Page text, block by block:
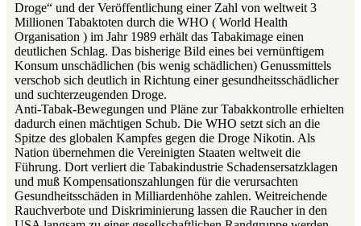
Droge“ und der Veröffentlichung einer Zahl von weltweit 3
Millionen Tabaktoten durch die WHO ( World Health
Organisation ) im Jahr 1989 erhält das Tabakimage einen
deutlichen Schlag. Das bisherige Bild eines bei vernünftigem
Konsum unschädlichen (bis wenig schädlichen) Genussmittels
verschob sich deutlich in Richtung einer gesundheitsschädlicher
und suchterzeugenden Droge.
Anti-Tabak-Bewegungen und Pläne zur Tabakkontrolle erhielten
dadurch einen mächtigen Schub. Die WHO setzt sich an die
Spitze des globalen Kampfes gegen die Droge Nikotin. Als
Nation übernehmen die Vereinigten Staaten weltweit die
Führung. Dort verliert die Tabakindustrie Schadensersatzklagen
und muß Kompensationszahlungen für die verursachten
Gesundheitsschäden in Milliardenhöhe zahlen. Weitreichende
Rauchverbote und Diskriminierung lassen die Raucher in den